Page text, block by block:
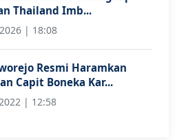
Thailand Imb...
| 18:08
Resmi Haramkan
Capit Boneka Kar...
| 12:58